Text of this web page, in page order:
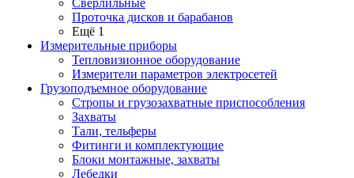
Сверлильные
Проточка дисков и барабанов
Ещё 1
Измерительные приборы
Тепловизионное оборудование
Измерители параметров электросетей
Грузоподъемное оборудование
Стропы и грузозахватные приспособления
Захваты
Тали, тельферы
Фитинги и комплектующие
Блоки монтажные, захваты
Лебедки